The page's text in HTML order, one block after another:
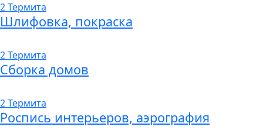
2 Термита
Шлифовка, покраска
2 Термита
Сборка домов
2 Термита
Роспись интерьеров, аэрография